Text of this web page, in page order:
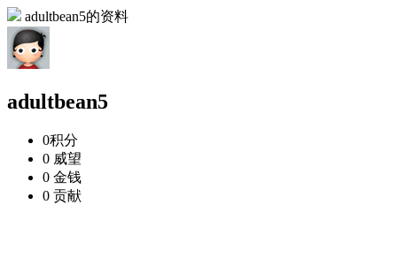
adultbean5的资料
adultbean5
0积分
0 威望
0 金钱
0 贡献